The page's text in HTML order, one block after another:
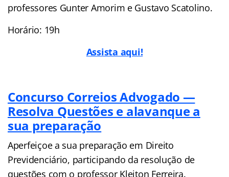
professores Gunter Amorim e Gustavo Scatolino.
Horário: 19h
Assista aqui!
Concurso Correios Advogado —
Resolva Questões e alavanque a
sua preparação
Aperfeiçoe a sua preparação em Direito
Previdenciário, participando da resolução de
questões com o professor Kleiton Ferreira.